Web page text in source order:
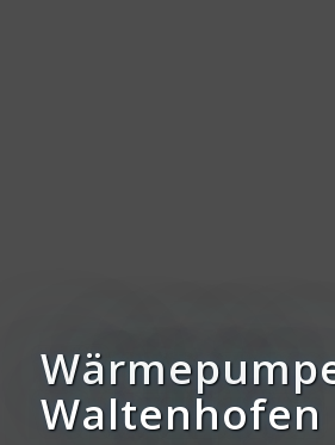
Waltenhofen